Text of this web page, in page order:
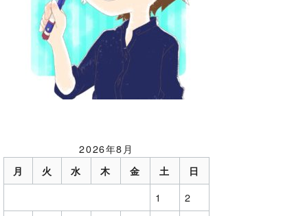
2026年8月
月 火 水 木 金 土 日
1
2